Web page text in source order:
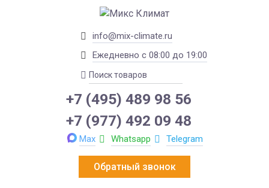
info@mix-climate.ru
Ежедневно с 08:00 до 19:00
+7 (495) 489 98 56
+7 (977) 492 09 48
Max Whatsapp Telegram
Обратный звонок